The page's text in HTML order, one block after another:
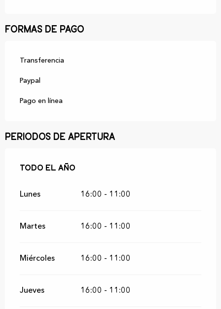
Formas de pago
Transferencia
Paypal
Pago en línea
Periodos de apertura
Todo el año
Todo el año
Lunes 16:00 - 11:00
Martes 16:00 - 11:00
Miércoles 16:00 - 11:00
Jueves 16:00 - 11:00